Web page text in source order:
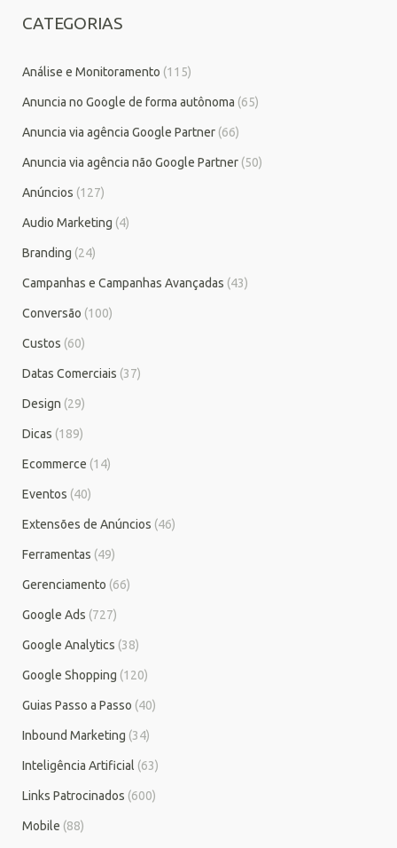
CATEGORIAS
Análise e Monitoramento (115)
Anuncia no Google de forma autônoma (65)
Anuncia via agência Google Partner (66)
Anuncia via agência não Google Partner (50)
Anúncios (127)
Audio Marketing (4)
Branding (24)
Campanhas e Campanhas Avançadas (43)
Conversão (100)
Custos (60)
Datas Comerciais (37)
Design (29)
Dicas (189)
Ecommerce (14)
Eventos (40)
Extensões de Anúncios (46)
Ferramentas (49)
Gerenciamento (66)
Google Ads (727)
Google Analytics (38)
Google Shopping (120)
Guias Passo a Passo (40)
Inbound Marketing (34)
Inteligência Artificial (63)
Links Patrocinados (600)
Mobile (88)